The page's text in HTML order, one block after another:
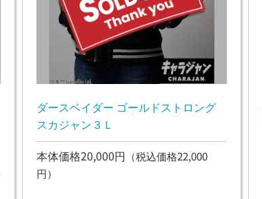
ダースベイダー ゴールドストロング
スカジャン３Ｌ
本体価格20,000円 （税込価格22,000
円）